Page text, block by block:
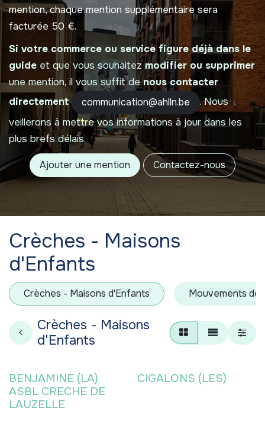
mention, chaque mention supplémentaire sera
facturée 50 €.
Si votre commerce ou service figure déjà dans le
guide et que vous souhaitezmodifier ou supprimer
une mention, il vous suffit denous contacter
directement
communication@ahlln.be
. Nous
veillerons à mettre vos informations à jour dans les
plus brefs délais.
Ajouter une mention Contactez-nous
Crèches - Maisons
d'Enfants
Crèches - Maisons d'Enfants Mouvements de
Crèches - Maisons
d'Enfants
BENJAMINE (LA)
ASBL CRECHE DE
LAUZELLE
CIGALONS (LES)